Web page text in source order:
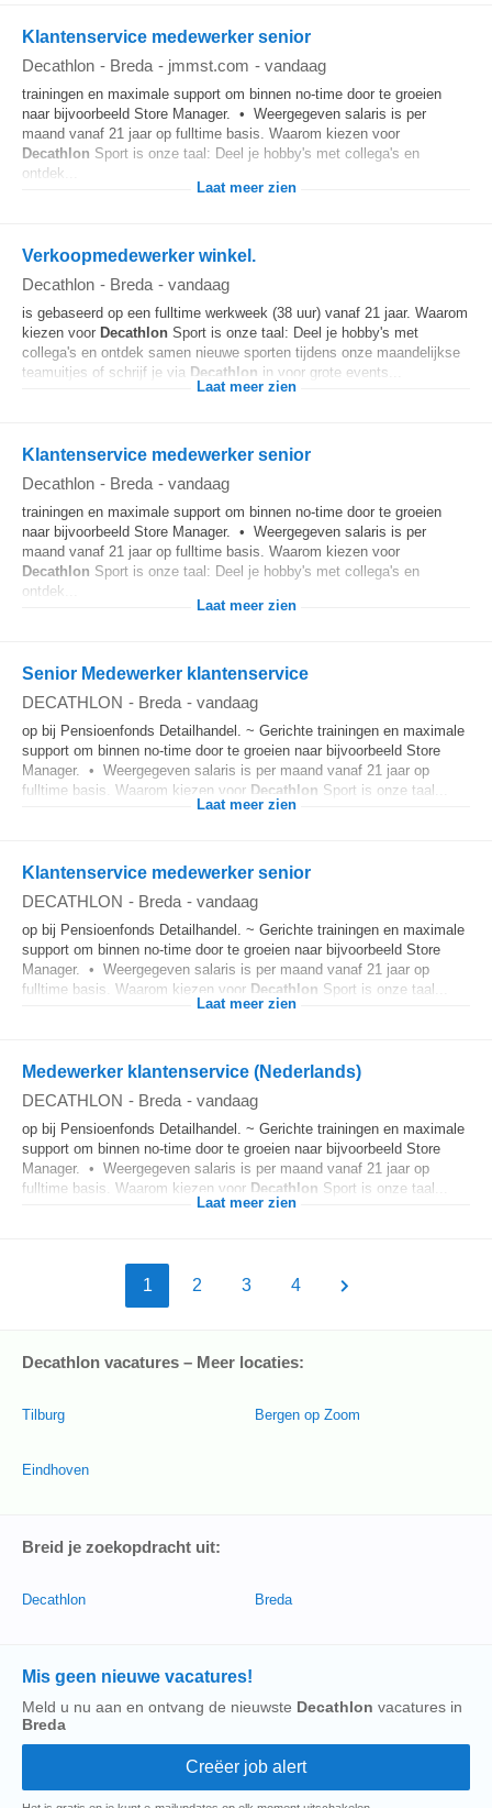
Klantenservice medewerker senior
Decathlon - Breda - jmmst.com - vandaag
trainingen en maximale support om binnen no-time door te groeien
naar bijvoorbeeld Store Manager. • Weergegeven salaris is per
maand vanaf 21 jaar op fulltime basis. Waarom kiezen voor
Decathlon Sport is onze taal: Deel je hobby's met collega's en
ontdek...
Laat meer zien
Verkoopmedewerker winkel.
Decathlon - Breda - vandaag
is gebaseerd op een fulltime werkweek (38 uur) vanaf 21 jaar. Waarom
kiezen voor Decathlon Sport is onze taal: Deel je hobby's met
collega's en ontdek samen nieuwe sporten tijdens onze maandelijkse
teamuitjes of schrijf je via Decathlon in voor grote events...
Laat meer zien
Klantenservice medewerker senior
Decathlon - Breda - vandaag
trainingen en maximale support om binnen no-time door te groeien
naar bijvoorbeeld Store Manager. • Weergegeven salaris is per
maand vanaf 21 jaar op fulltime basis. Waarom kiezen voor
Decathlon Sport is onze taal: Deel je hobby's met collega's en
ontdek...
Laat meer zien
Senior Medewerker klantenservice
DECATHLON - Breda - vandaag
op bij Pensioenfonds Detailhandel. ~ Gerichte trainingen en maximale
support om binnen no-time door te groeien naar bijvoorbeeld Store
Manager. • Weergegeven salaris is per maand vanaf 21 jaar op
fulltime basis. Waarom kiezen voor Decathlon Sport is onze taal...
Laat meer zien
Klantenservice medewerker senior
DECATHLON - Breda - vandaag
op bij Pensioenfonds Detailhandel. ~ Gerichte trainingen en maximale
support om binnen no-time door te groeien naar bijvoorbeeld Store
Manager. • Weergegeven salaris is per maand vanaf 21 jaar op
fulltime basis. Waarom kiezen voor Decathlon Sport is onze taal...
Laat meer zien
Medewerker klantenservice (Nederlands)
DECATHLON - Breda - vandaag
op bij Pensioenfonds Detailhandel. ~ Gerichte trainingen en maximale
support om binnen no-time door te groeien naar bijvoorbeeld Store
Manager. • Weergegeven salaris is per maand vanaf 21 jaar op
fulltime basis. Waarom kiezen voor Decathlon Sport is onze taal...
Laat meer zien
1 2 3 4
Decathlon vacatures – Meer locaties:
Tilburg
Eindhoven
Bergen op Zoom
Breid je zoekopdracht uit:
Decathlon Breda
Mis geen nieuwe vacatures!
Meld u nu aan en ontvang de nieuwste Decathlon vacatures in
Breda